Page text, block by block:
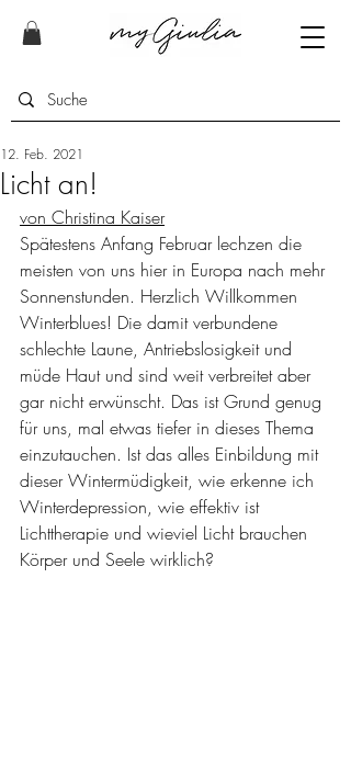
Licht an!
12. Feb. 2021
von Christina Kaiser
Spätestens Anfang Februar lechzen die
meisten von uns hier in Europa nach mehr
Sonnenstunden. Herzlich Willkommen
Winterblues! Die damit verbundene
schlechte Laune, Antriebslosigkeit und
müde Haut und sind weit verbreitet aber
gar nicht erwünscht. Das ist Grund genug
für uns, mal etwas tiefer in dieses Thema
einzutauchen. Ist das alles Einbildung mit
dieser Wintermüdigkeit, wie erkenne ich
Winterdepression, wie effektiv ist
Lichttherapie und wieviel Licht brauchen
Körper und Seele wirklich?